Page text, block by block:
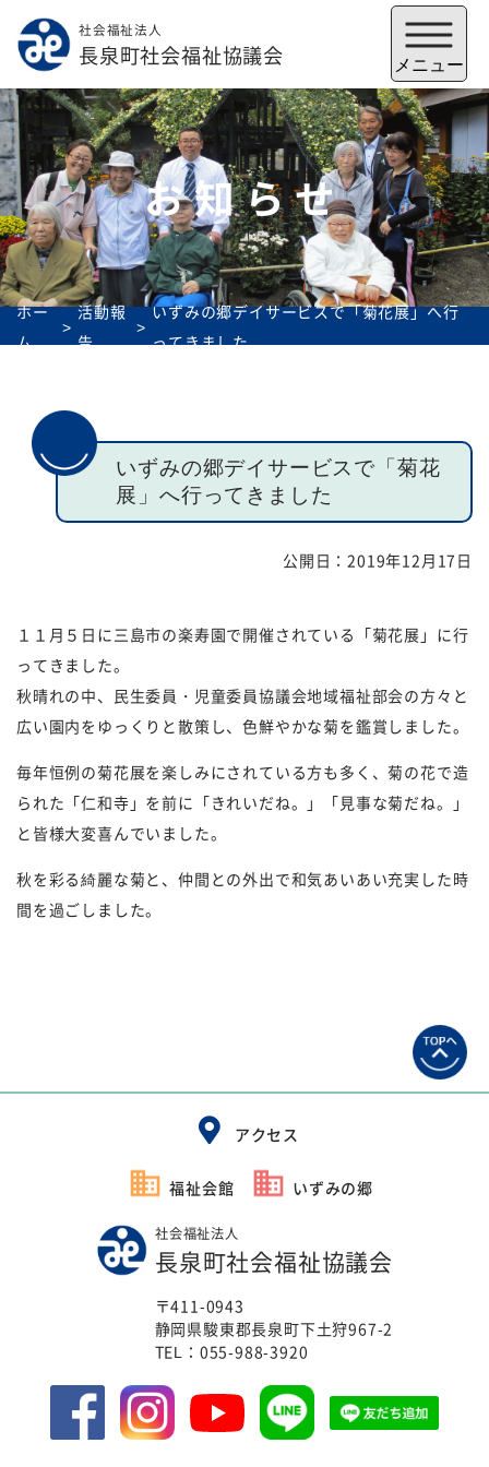
社会福祉法人
長泉町社会福祉協議会 メニュー
メニューを閉じる
社協とは サービス
採用 あゆみ（沿革）
お問い合せ お知らせ
プライバシーポリシー
カスタマーハラスメントに
免責事項
お知らせ
ホー
ム
活動報
告
いずみの郷デイサービスで「菊花展」へ行
ってきました
いずみの郷デイサービスで「菊花
展」へ行ってきました
公開日：2019年12月17日
１１月５日に三島市の楽寿園で開催されている「菊花展」に行
ってきました。
秋晴れの中、民生委員・児童委員協議会地域福祉部会の方々と
広い園内をゆっくりと散策し、色鮮やかな菊を鑑賞しました。
毎年恒例の菊花展を楽しみにされている方も多く、菊の花で造
られた「仁和寺」を前に「きれいだね。」「見事な菊だね。」
と皆様大変喜んでいました。
秋を彩る綺麗な菊と、仲間との外出で和気あいあい充実した時
間を過ごしました。
アクセス
福祉会館 いずみの郷
社会福祉法人
長泉町社会福祉協議会
〒411-0943
静岡県駿東郡長泉町下土狩967-2
TEL： 055-988-3920